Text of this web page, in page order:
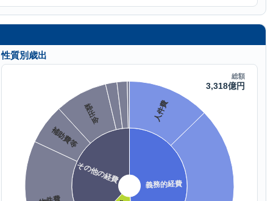
性質別歳出